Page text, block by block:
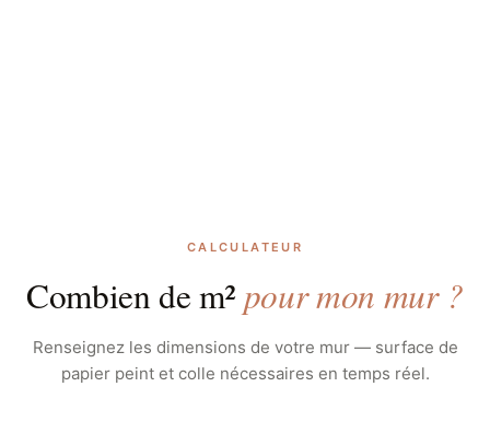
CALCULATEUR
Combien de m²pour mon mur ?
Renseignez les dimensions de votre mur — surface de
papier peint et colle nécessaires en temps réel.